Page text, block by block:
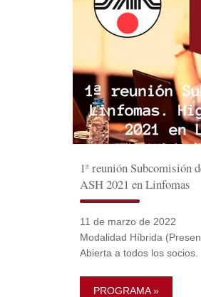
1ª reunión Subcomisión
ASH 2021 en Linfomas
11 de marzo de 2022
Modalidad Híbrida
Abierta a todos los socios.
PROGRAMA »